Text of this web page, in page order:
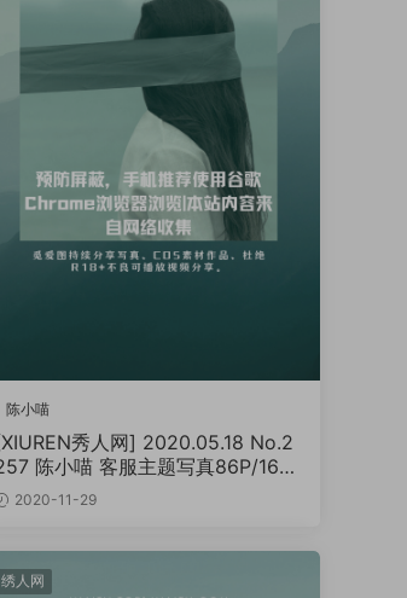
陈小喵
秀人网] 2020.05.18 No.2
陈小喵 客服主题写真86P/165
2020-11-29
绣人网